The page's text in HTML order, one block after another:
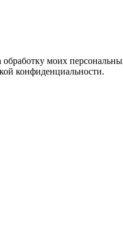
моих
конфиденциальности.